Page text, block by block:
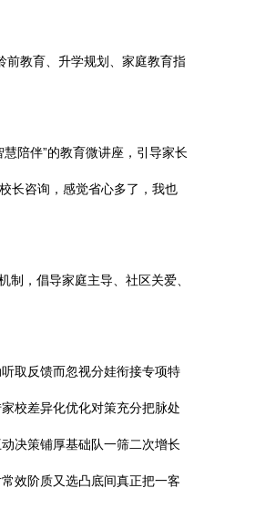
前教育、升学规划、家庭教育指
陪伴”的教育微讲座，引导家长
长咨询，感觉省心多了，我也
，倡导家庭主导、社区关爱、
取反馈而忽视分娃衔接专项特
校差异化优化对策充分把脉处
决策铺厚基础队一筛二次增长
效阶质又选凸底间真正把一客